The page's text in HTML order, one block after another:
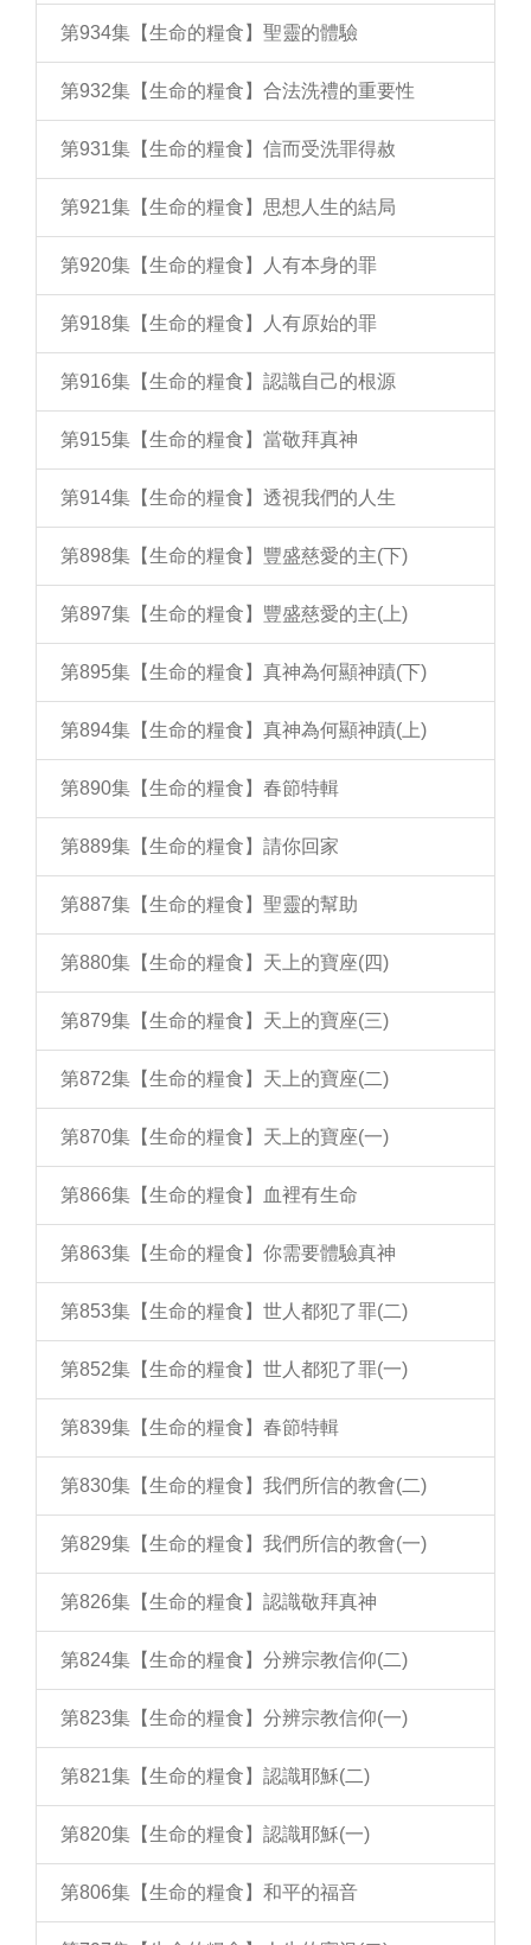
第934集【生命的糧食】聖靈的體驗
第932集【生命的糧食】合法洗禮的重要性
第931集【生命的糧食】信而受洗罪得赦
第921集【生命的糧食】思想人生的結局
第920集【生命的糧食】人有本身的罪
第918集【生命的糧食】人有原始的罪
第916集【生命的糧食】認識自己的根源
第915集【生命的糧食】當敬拜真神
第914集【生命的糧食】透視我們的人生
第898集【生命的糧食】豐盛慈愛的主(下)
第897集【生命的糧食】豐盛慈愛的主(上)
第895集【生命的糧食】真神為何顯神蹟(下)
第894集【生命的糧食】真神為何顯神蹟(上)
第890集【生命的糧食】春節特輯
第889集【生命的糧食】請你回家
第887集【生命的糧食】聖靈的幫助
第880集【生命的糧食】天上的寶座(四)
第879集【生命的糧食】天上的寶座(三)
第872集【生命的糧食】天上的寶座(二)
第870集【生命的糧食】天上的寶座(一)
第866集【生命的糧食】血裡有生命
第863集【生命的糧食】你需要體驗真神
第853集【生命的糧食】世人都犯了罪(二)
第852集【生命的糧食】世人都犯了罪(一)
第839集【生命的糧食】春節特輯
第830集【生命的糧食】我們所信的教會(二)
第829集【生命的糧食】我們所信的教會(一)
第826集【生命的糧食】認識敬拜真神
第824集【生命的糧食】分辨宗教信仰(二)
第823集【生命的糧食】分辨宗教信仰(一)
第821集【生命的糧食】認識耶穌(二)
第820集【生命的糧食】認識耶穌(一)
第806集【生命的糧食】和平的福音